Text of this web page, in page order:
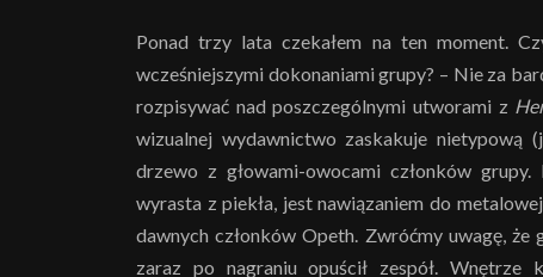
Ponad trzy lata czekałem na ten moment.
wcześniejszymi dokonaniami grupy? – Nie za
rozpisywać nad poszczególnymi utworami z
wizualnej wydawnictwo zaskakuje nietypową
drzewo z głowami-owocami członków
wyrasta z piekła, jest nawiązaniem do
dawnych członków Opeth. Zwróćmy uwagę,
zaraz po nagraniu opuścił zespół. Wnętrze